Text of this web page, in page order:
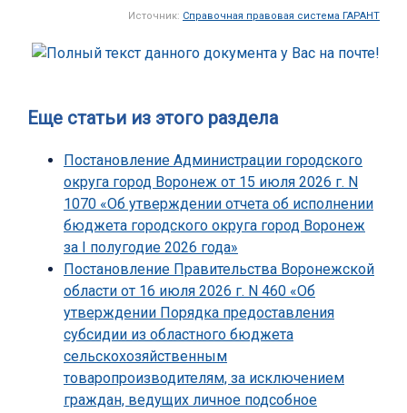
Источник: Справочная правовая система ГАРАНТ
Еще статьи из этого раздела
Постановление Администрации городского
округа город Воронеж от 15 июля 2026 г. N
1070 «Об утверждении отчета об исполнении
бюджета городского округа город Воронеж
за I полугодие 2026 года»
Постановление Правительства Воронежской
области от 16 июля 2026 г. N 460 «Об
утверждении Порядка предоставления
субсидии из областного бюджета
сельскохозяйственным
товаропроизводителям, за исключением
граждан, ведущих личное подсобное